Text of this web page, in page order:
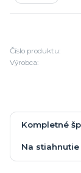
Číslo produktu:
Výrobca:
Kompletné
Na stiahnutie